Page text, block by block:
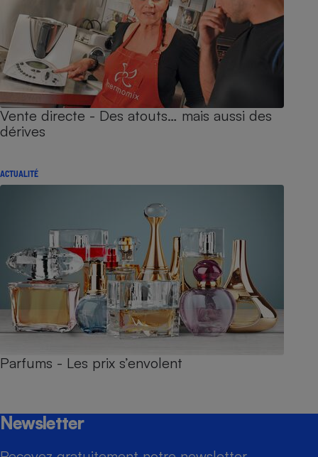
Vente directe - Des atouts… mais aussi des
dérives
ACTUALITÉ
Parfums - Les prix s’envolent
Newsletter